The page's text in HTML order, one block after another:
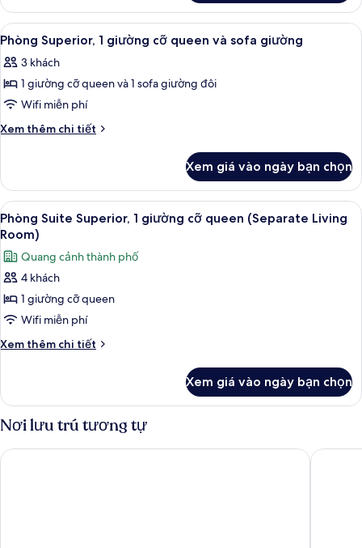
Phòng
Superior,
nhiều
giường
Xem
tất
cả
ảnh
Phòng
Superior,
cỡ
queen
và
sofa
giường
Bộ đồ giường kháng dị ứng, két
10
Phòng Superior, 1 giường cỡ queen và sofa giường
3 khách
1 giường cỡ queen và 1 sofa giường đôi
Wifi miễn phí
Xem thêm chi tiết
Chi
Phòng
Superior,
1
giường
queen
và
giường
Xem giá vào ngày bạn chọn
Xem
tất
cả
ảnh
Phòng
Suite
Superior,
1
queen
(Separate
Living
Room)
Phòng Suite Superior, 1 giường cỡ
10
Phòng Suite Superior, 1 giường cỡ queen (Separate Living
Room)
Quang cảnh thành phố
4 khách
1 giường cỡ queen
Wifi miễn phí
Xem thêm chi tiết
Chi
Phòng
Suite
Superior,
giường
Xem giá vào ngày bạn chọn
Nơi lưu trú tương tự
ibis Budapest Castle Hill Hotel Novotel